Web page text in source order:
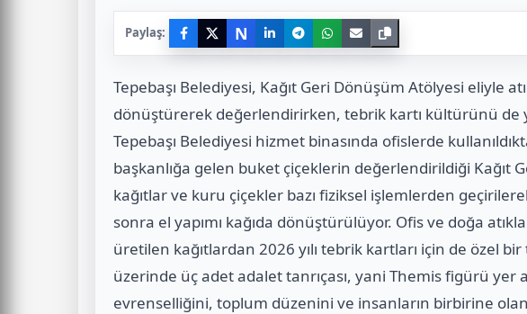
Paylaş: N
Tepebaşı Belediyesi, Kağıt Geri Dönüşüm Atölyesi eliyle
dönüştürerek değerlendirirken, tebrik kartı kültürünü de
Tepebaşı Belediyesi hizmet binasında ofislerde
başkanlığa gelen buket çiçeklerin değerlendirildiği Kağıt
kağıtlar ve kuru çiçekler bazı fiziksel işlemlerden
sonra el yapımı kağıda dönüştürülüyor. Ofis ve doğa
üretilen kağıtlardan 2026 yılı tebrik kartları için de özel bir
üzerinde üç adet adalet tanrıçası, yani Themis figürü yer
evrenselliğini, toplum düzenini ve insanların birbirine